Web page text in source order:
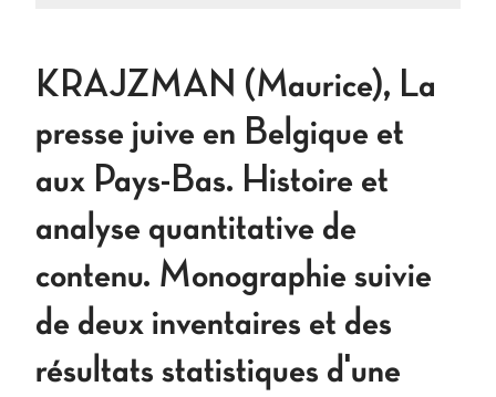
KRAJZMAN (Maurice), La
presse juive en Belgique et
aux Pays-Bas. Histoire et
analyse quantitative de
contenu. Monographie suivie
de deux inventaires et des
résultats statistiques d'une